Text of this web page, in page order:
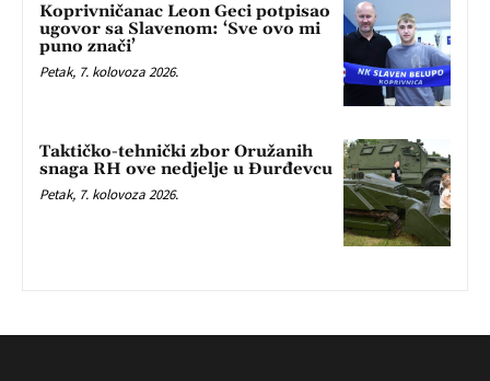
Koprivničanac Leon Geci potpisao
ugovor sa Slavenom: ‘Sve ovo mi
puno znači’
Petak, 7. kolovoza 2026.
Taktičko-tehnički zbor Oružanih
snaga RH ove nedjelje u Đurđevcu
Petak, 7. kolovoza 2026.